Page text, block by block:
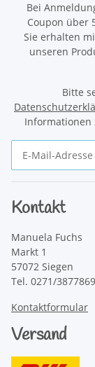
Bei
Coupon über
Sie erhalten
unseren
Bitte
Informationen
Kontakt
Manuela Fuchs
Markt 1
57072 Siegen
Tel. 0271/
Kontaktformular
Versand